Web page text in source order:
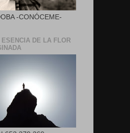
-CONÓCEME-
DE LA FLOR